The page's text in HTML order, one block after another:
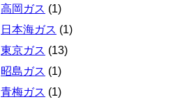
高岡ガス (1)
日本海ガス (1)
東京ガス (13)
昭島ガス (1)
青梅ガス (1)